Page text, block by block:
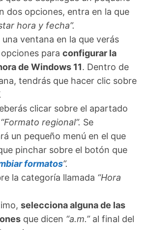
dos opciones, entra en la que
hora y fecha”.
una ventana en la que verás
para configurar la
de Windows 11. Dentro de
tendrás que hacer clic sobre
clicar sobre el apartado
“Formato regional”. Se
un pequeño menú en el que
pinchar sobre el botón que
formatos”.
la categoría llamada “Hora
selecciona alguna de las
que dicen “a.m.”al final del